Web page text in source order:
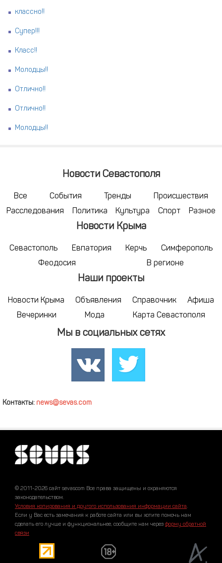
классно!!
Супер!!!
Класс!!
Молодцы!!
Отлично!!
Отлично!!
Молодцы!!
Новости Севастополя
Все События Тренды
Происшествия
Расследования
Политика Культура Спорт Разное
Новости Крыма
Севастополь Евпатория Керчь
Симферополь
Феодосия
В регионе
Наши проекты
Новости Крыма Объявления Справочник
Афиша
Вечеринки
Мода Карта Севастополя
Мы в социальных сетях
Контакты: news@sevas.com
© 2011-2026 сайт sevascom Все права защищены и охраняются
законодательством.
Условия копирования и другого использования информации сайта.
Если у Вас есть замечания к работе сайта или вы хотите помочь нам
сделать его лучше и функциональнее, сообщите нам через форму обратной
связи